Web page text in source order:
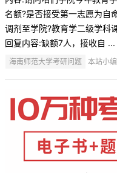
名额?是否接受第一志愿为自
调剂至学院?教育学二级学科
回复内容:缺额7人，接收自 ...
海南师范大学考研问题 本站小